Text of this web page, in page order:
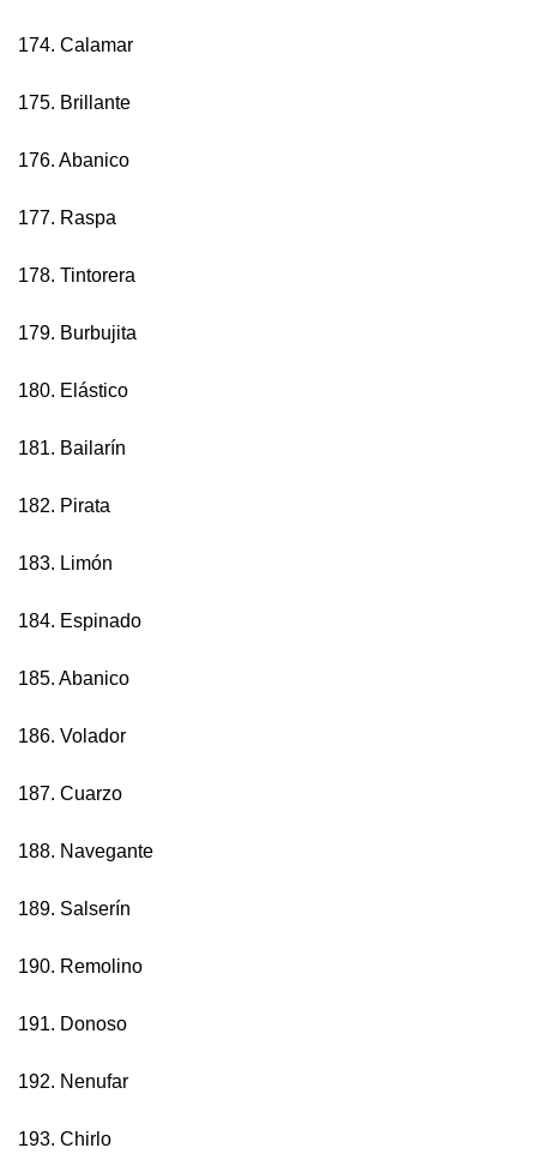
174. Calamar
175. Brillante
176. Abanico
177. Raspa
178. Tintorera
179. Burbujita
180. Elástico
181. Bailarín
182. Pirata
183. Limón
184. Espinado
185. Abanico
186. Volador
187. Cuarzo
188. Navegante
189. Salserín
190. Remolino
191. Donoso
192. Nenufar
193. Chirlo